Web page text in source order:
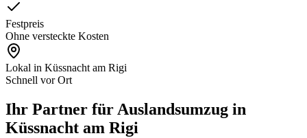
Festpreis
Ohne versteckte Kosten
Lokal in Küssnacht am Rigi
Schnell vor Ort
Ihr Partner für Auslandsumzug in
Küssnacht am Rigi